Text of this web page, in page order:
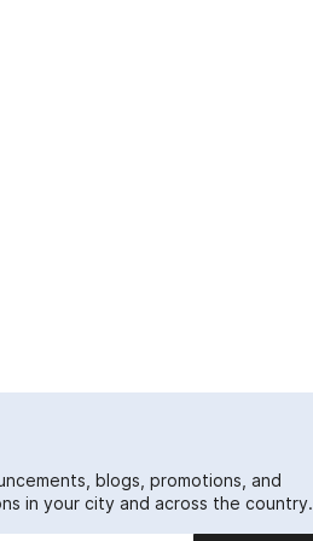
blogs, promotions, and
in your city and across the country.